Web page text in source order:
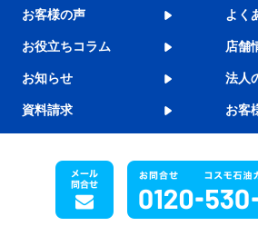
お客様の声 よく
お役立ちコラム 店舗
お知らせ 法人
資料請求 お客